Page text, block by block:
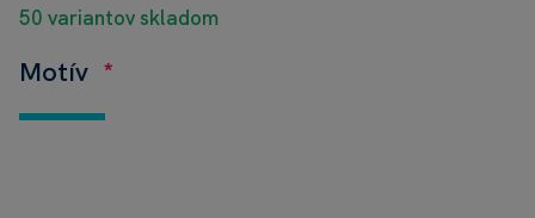
50 variantov skladom
Motív